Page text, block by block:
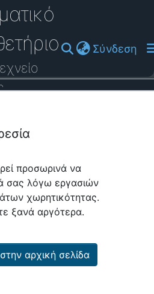
Σύνδεση
προσωρινά να
σας λόγω εργασιών
χωρητικότητας.
ξανά αργότερα.
αρχική σελίδα